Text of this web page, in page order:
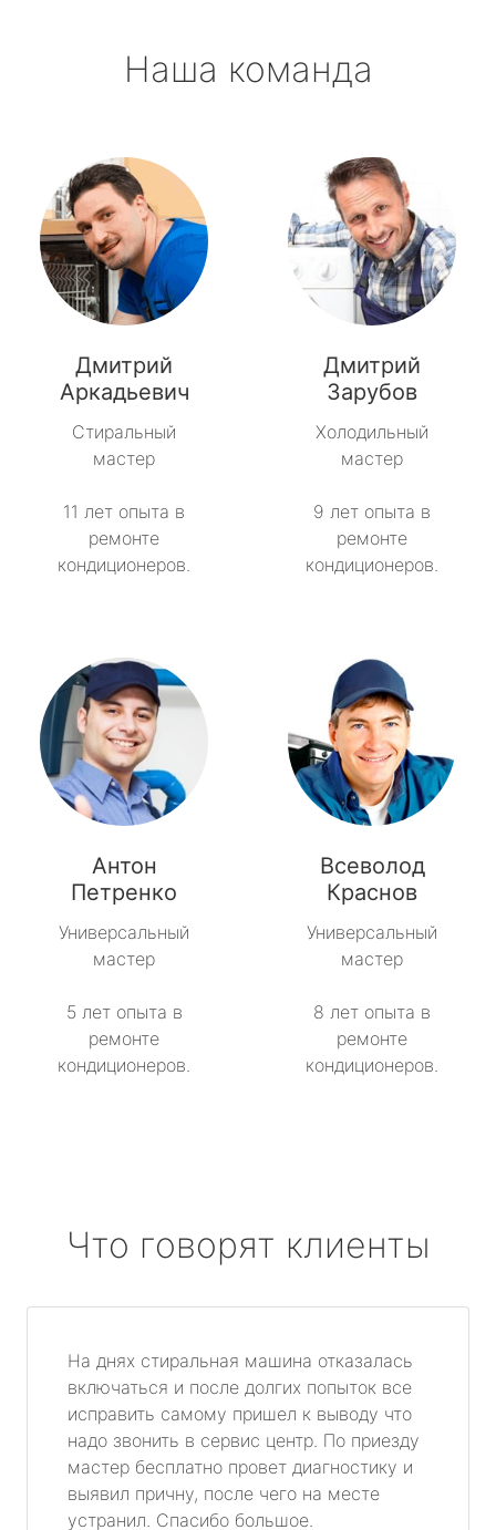
Наша команда
Дмитрий
Аркадьевич
Стиральный
мастер
11 лет опыта в
ремонте
кондиционеров.
Дмитрий
Зарубов
Холодильный
мастер
9 лет опыта в
ремонте
кондиционеров.
Антон
Петренко
Универсальный
мастер
5 лет опыта в
ремонте
кондиционеров.
Всеволод
Краснов
Универсальный
мастер
8 лет опыта в
ремонте
кондиционеров.
Что говорят клиенты
На днях стиральная машина отказалась
включаться и после долгих попыток все
исправить самому пришел к выводу что
надо звонить в сервис центр. По приезду
мастер бесплатно провет диагностику и
выявил причну, после чего на месте
устранил. Спасибо большое.